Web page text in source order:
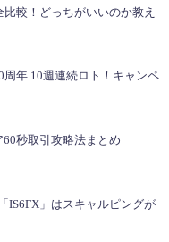
較！どっちがいいのか教え
周年 10週連続ロト！キャンペ
秒取引攻略法まとめ
IS6FX」はスキャルピングが